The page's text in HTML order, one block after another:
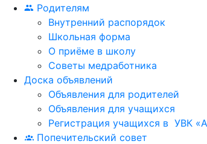
Родителям
Внутренний распорядок
Школьная форма
О приёме в школу
Советы медработника
Доска объявлений
Объявления для родителей
Объявления для учащихся
Регистрация учащихся в УВК
Попечительский совет